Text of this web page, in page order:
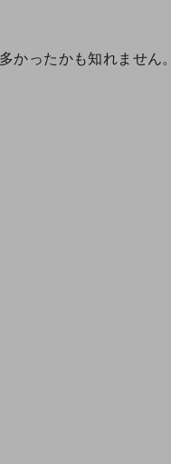
ったかも知れません。